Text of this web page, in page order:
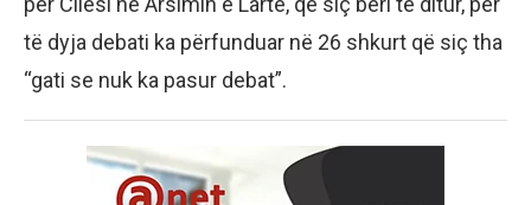
të dyja debati ka përfunduar në 26 shkurt që siç tha
“gati se nuk ka pasur debat”.